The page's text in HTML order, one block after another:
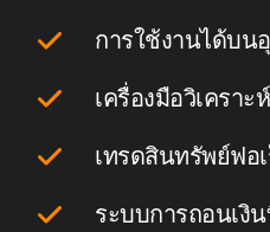
การใช้งานได้บน
เครื่องมือวิเครา
เทรดสินทรัพย์ฟอ
ระบบการถอนเงิ